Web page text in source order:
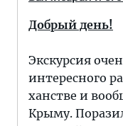
Добрый день!
Экскурсия
интересного
ханстве и
Крыму.